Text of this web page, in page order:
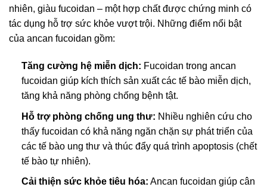
nhiên, giàu fucoidan – một hợp chất được chứng minh có
tác dụng hỗ trợ sức khỏe vượt trội. Những điểm nổi bật
của ancan fucoidan gồm:
Tăng cường hệ miễn dịch: Fucoidan trong ancan
fucoidan giúp kích thích sản xuất các tế bào miễn dịch,
tăng khả năng phòng chống bệnh tật.
Hỗ trợ phòng chống ung thư: Nhiều nghiên cứu cho
thấy fucoidan có khả năng ngăn chặn sự phát triển của
các tế bào ung thư và thúc đẩy quá trình apoptosis (chết
tế bào tự nhiên).
Cải thiện sức khỏe tiêu hóa: Ancan fucoidan giúp cân